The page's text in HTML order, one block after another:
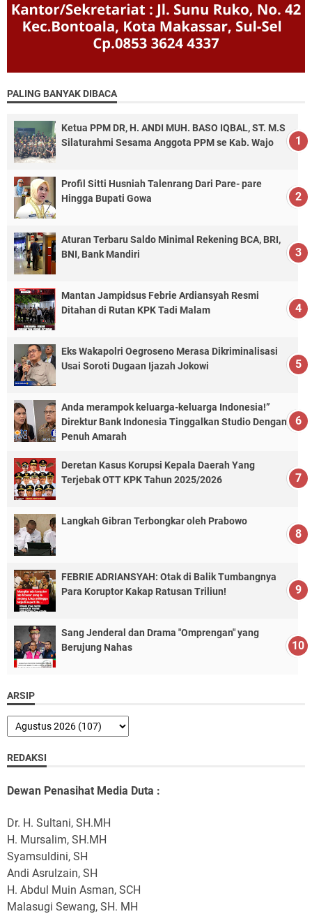
PALING BANYAK DIBACA
Ketua PPM DR, H. ANDI MUH. BASO IQBAL, ST. M.S
Silaturahmi Sesama Anggota PPM se Kab. Wajo
Profil Sitti Husniah Talenrang Dari Pare- pare
Hingga Bupati Gowa
Aturan Terbaru Saldo Minimal Rekening BCA, BRI,
BNI, Bank Mandiri
Mantan Jampidsus Febrie Ardiansyah Resmi
Ditahan di Rutan KPK Tadi Malam
Eks Wakapolri Oegroseno Merasa Dikriminalisasi
Usai Soroti Dugaan Ijazah Jokowi
Anda merampok keluarga-keluarga Indonesia!”
Direktur Bank Indonesia Tinggalkan Studio Dengan
Penuh Amarah
Deretan Kasus Korupsi Kepala Daerah Yang
Terjebak OTT KPK Tahun 2025/2026
Langkah Gibran Terbongkar oleh Prabowo
FEBRIE ADRIANSYAH: Otak di Balik Tumbangnya
Para Koruptor Kakap Ratusan Triliun!
Sang Jenderal dan Drama "Omprengan" yang
Berujung Nahas
ARSIP
REDAKSI
Dewan Penasihat Media Duta :
Dr. H. Sultani, SH.MH
H. Mursalim, SH.MH
Syamsuldini, SH
Andi Asrulzain, SH
H. Abdul Muin Asman, SCH
Malasugi Sewang, SH. MH